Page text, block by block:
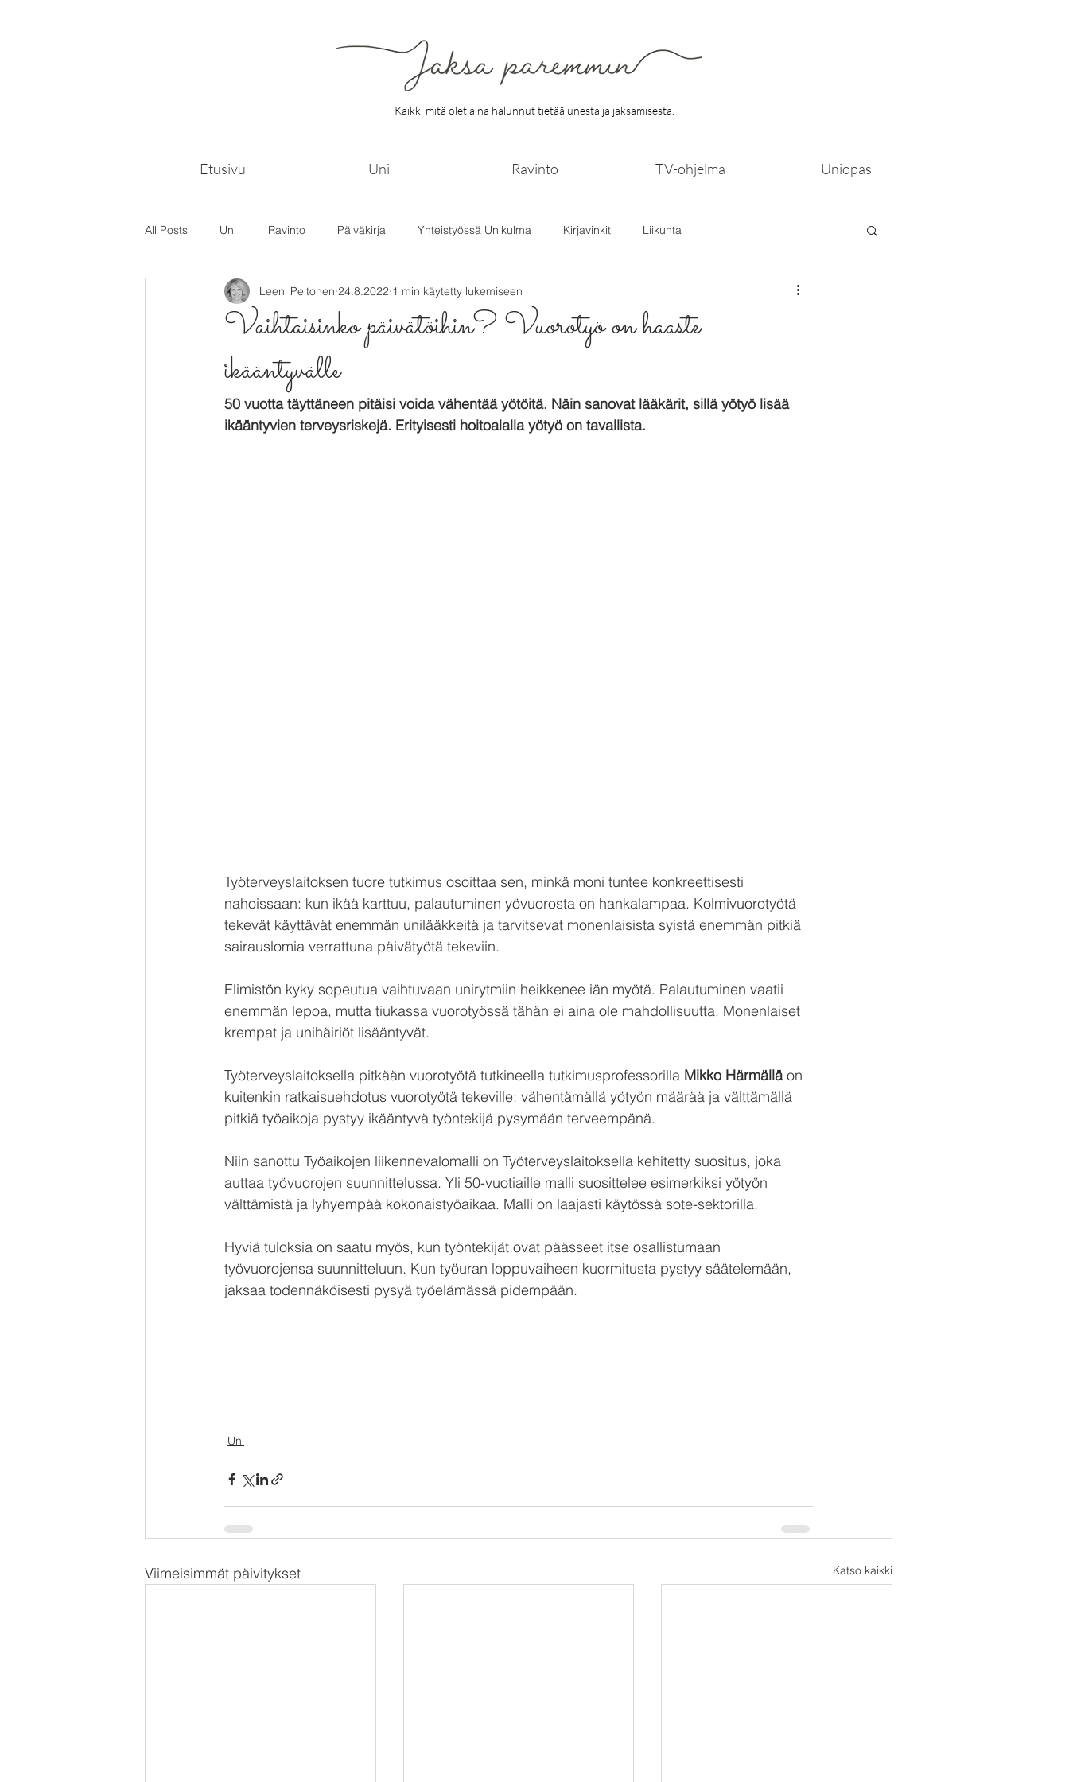
Kaikki mitä olet aina halunnut tietää unesta ja jaksamisesta.
Etusivu Uni Ravinto TV-ohjelma Uniopas
All Posts Uni Ravinto Päiväkirja Yhteistyössä Unikulma Kirjavinkit Liikunta
Vaihtaisinko päivätöihin? Vuorotyö on haaste
ikääntyvälle
Leeni Peltonen 24.8.2022 1 min käytetty lukemiseen
50 vuotta täyttäneen pitäisi voida vähentää yötöitä. Näin sanovat lääkärit, sillä yötyö lisää
ikääntyvien terveysriskejä. Erityisesti hoitoalalla yötyö on tavallista.
Työterveyslaitoksen tuore tutkimus osoittaa sen, minkä moni tuntee konkreettisesti
nahoissaan: kun ikää karttuu, palautuminen yövuorosta on hankalampaa. Kolmivuorotyötä
tekevät käyttävät enemmän unilääkkeitä ja tarvitsevat monenlaisista syistä enemmän pitkiä
sairauslomia verrattuna päivätyötä tekeviin.
Elimistön kyky sopeutua vaihtuvaan unirytmiin heikkenee iän myötä. Palautuminen vaatii
enemmän lepoa, mutta tiukassa vuorotyössä tähän ei aina ole mahdollisuutta. Monenlaiset
krempat ja unihäiriöt lisääntyvät.
Työterveyslaitoksella pitkään vuorotyötä tutkineella tutkimusprofessorilla Mikko Härmällä on
kuitenkin ratkaisuehdotus vuorotyötä tekeville: vähentämällä yötyön määrää ja välttämällä
pitkiä työaikoja pystyy ikääntyvä työntekijä pysymään terveempänä.
Niin sanottu Työaikojen liikennevalomalli on Työterveyslaitoksella kehitetty suositus, joka
auttaa työvuorojen suunnittelussa. Yli 50-vuotiaille malli suosittelee esimerkiksi yötyön
välttämistä ja lyhyempää kokonaistyöaikaa. Malli on laajasti käytössä sote-sektorilla.
Hyviä tuloksia on saatu myös, kun työntekijät ovat päässeet itse osallistumaan
työvuorojensa suunnitteluun. Kun työuran loppuvaiheen kuormitusta pystyy säätelemään,
jaksaa todennäköisesti pysyä työelämässä pidempään.
Uni
Viimeisimmät päivitykset Katso kaikki